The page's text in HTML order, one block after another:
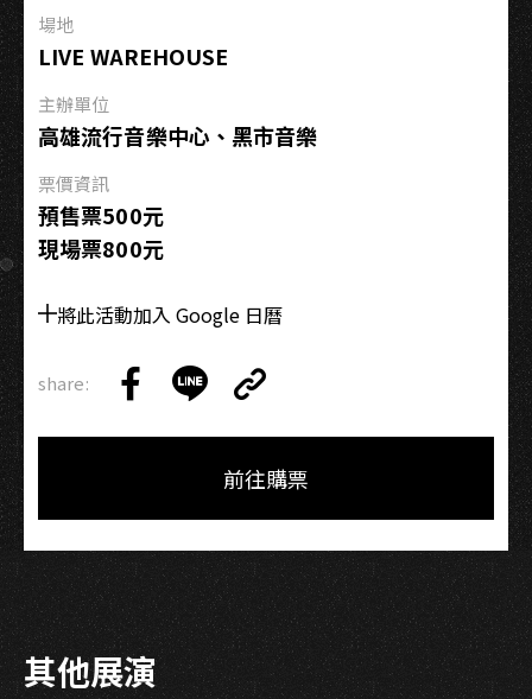
巡
迴
−高
雄
場地
LIVE WAREHOUSE
主辦單位
高雄流行音樂中心、黑市音樂
票價資訊
預售票500元
現場票800元
將此活動加入 Google 日曆
share:
on
on
Link
Copy
前往購票
其他展演